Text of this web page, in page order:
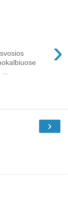
›
›